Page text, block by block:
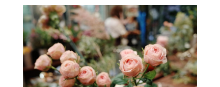
vibrasjonen...